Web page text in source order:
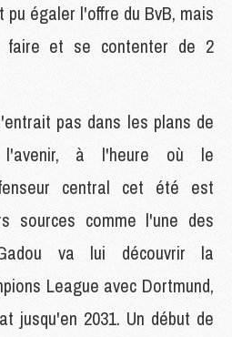
égaler l'offre du BvB, mais
et se contenter de 2
pas dans les plans de
l'avenir, à l'heure où le
central cet été est
sources comme l'une des
va lui découvrir la
League avec Dortmund,
jusqu'en 2031. Un début de